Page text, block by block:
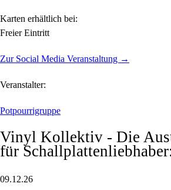
Karten erhältlich bei:
Freier Eintritt
Zur Social Media Veranstaltung →
Veranstalter:
Potpourrigruppe
Vinyl Kollektiv - Die
für
09.12.26